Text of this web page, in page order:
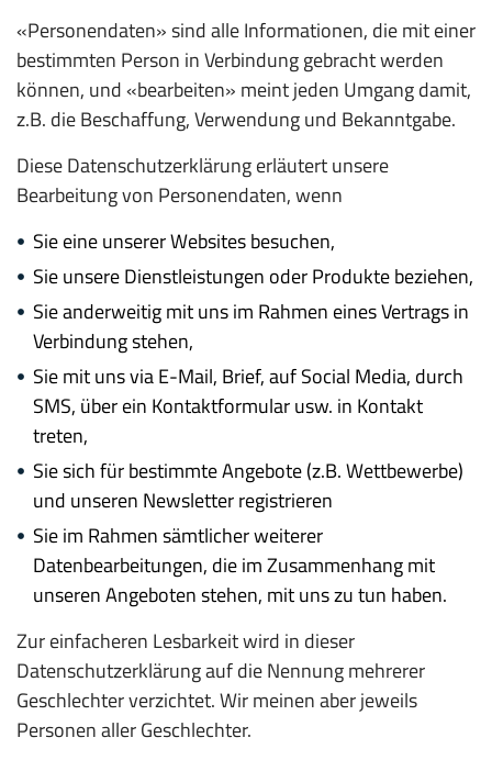
«Personendaten» sind alle Informationen, die mit einer
bestimmten Person in Verbindung gebracht werden
können, und «bearbeiten» meint jeden Umgang damit,
z.B. die Beschaffung, Verwendung und Bekanntgabe.
Diese Datenschutzerklärung erläutert unsere
Bearbeitung von Personendaten, wenn
Sie eine unserer Websites besuchen,
Sie unsere Dienstleistungen oder Produkte beziehen,
Sie anderweitig mit uns im Rahmen eines Vertrags in
Verbindung stehen,
Sie mit uns via E-Mail, Brief, auf Social Media, durch
SMS, über ein Kontaktformular usw. in Kontakt
treten,
Sie sich für bestimmte Angebote (z.B. Wettbewerbe)
und unseren Newsletter registrieren
Sie im Rahmen sämtlicher weiterer
Datenbearbeitungen, die im Zusammenhang mit
unseren Angeboten stehen, mit uns zu tun haben.
Zur einfacheren Lesbarkeit wird in dieser
Datenschutzerklärung auf die Nennung mehrerer
Geschlechter verzichtet. Wir meinen aber jeweils
Personen aller Geschlechter.